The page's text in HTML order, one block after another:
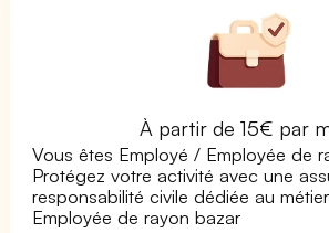
À partir de 15€ par
Vous êtes Employé / Employée de
Protégez votre activité avec une
responsabilité civile dédiée au
Employée de rayon bazar